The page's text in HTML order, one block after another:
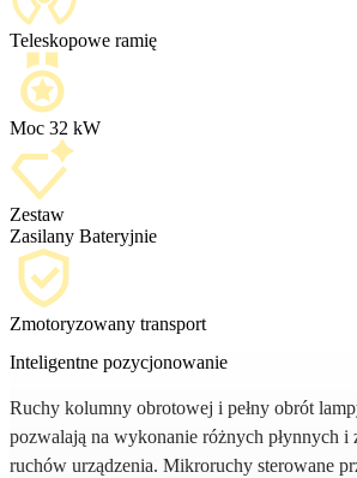
Teleskopowe ramię
Moc 32 kW
Zestaw
Zasilany Bateryjnie
Zmotoryzowany transport
Inteligentne pozycjonowanie
Ruchy kolumny obrotowej i pełny obrót
pozwalają na wykonanie różnych płynnych i
ruchów urządzenia. Mikroruchy sterowane